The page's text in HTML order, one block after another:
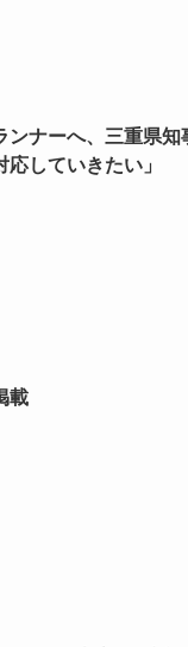
ンナーへ、三重県知
していきたい」
載